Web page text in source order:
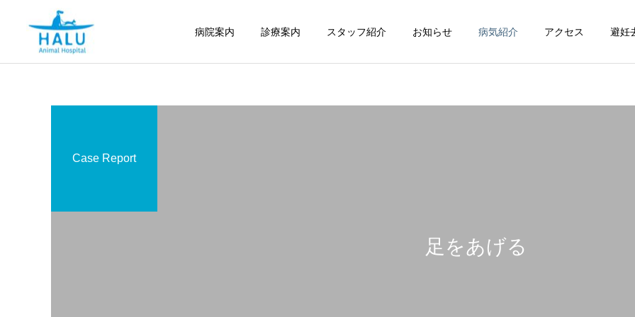
病院案内 診療案内 スタッフ紹介 お知らせ 病気紹介 アクセス 避妊
脳神経科 皮膚科
足をあげる
Case Report